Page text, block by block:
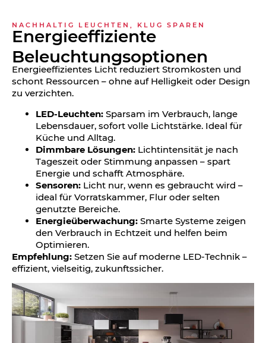
NACHHALTIG LEUCHTEN, KLUG SPAREN
Energie­effiziente
Beleuchtungs­optionen
Energieeffizientes Licht reduziert Stromkosten und
schont Ressourcen – ohne auf Helligkeit oder Design
zu verzichten.
LED-Leuchten: Sparsam im Verbrauch, lange
Lebensdauer, sofort volle Lichtstärke. Ideal für
Küche und Alltag.
Dimmbare Lösungen: Lichtintensität je nach
Tageszeit oder Stimmung anpassen – spart
Energie und schafft Atmosphäre.
Sensoren: Licht nur, wenn es gebraucht wird –
ideal für Vorratskammer, Flur oder selten
genutzte Bereiche.
Energieüberwachung: Smarte Systeme zeigen
den Verbrauch in Echtzeit und helfen beim
Optimieren.
Empfehlung: Setzen Sie auf moderne LED-Technik –
effizient, vielseitig, zukunftssicher.